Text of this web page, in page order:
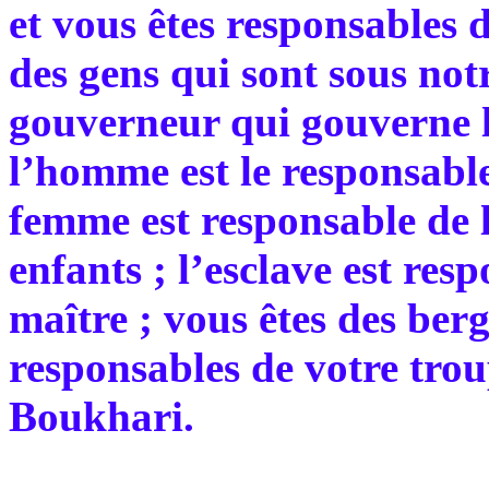
et vous êtes responsables
des gens qui sont sous
gouverneur qui gouverne
l’homme est le
femme est responsable
enfants ; l’esclave est
maître ; vous êtes des
responsables de votre
Boukhari.